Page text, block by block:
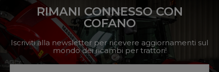
RIMANI CONNESSO CON
COFANO
Iscriviti alla newsletter per ricevere aggiornamenti sul
mondo dei ricambi per trattori!